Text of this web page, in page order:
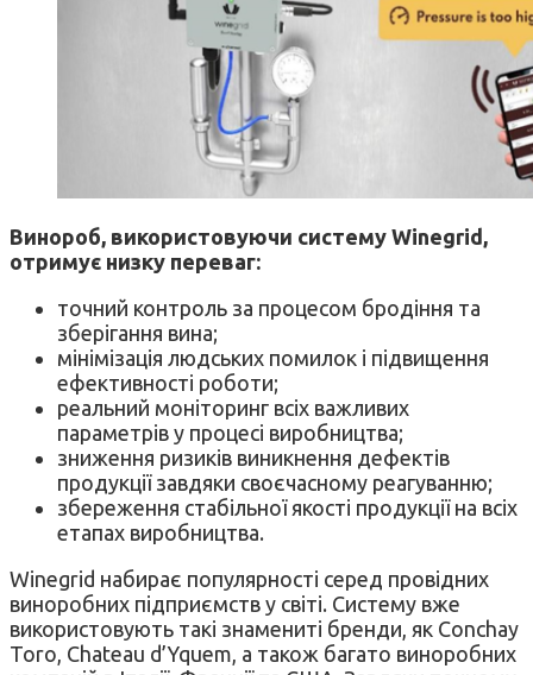
Винороб, використовуючи систему Winegrid,
отримує низку переваг:
точний контроль за процесом бродіння та
зберігання вина;
мінімізація людських помилок і підвищення
ефективності роботи;
реальний моніторинг всіх важливих
параметрів у процесі виробництва;
зниження ризиків виникнення дефектів
продукції завдяки своєчасному реагуванню;
збереження стабільної якості продукції на всіх
етапах виробництва.
Winegrid набирає популярності серед провідних
виноробних підприємств у світі. Систему вже
використовують такі знамениті бренди, як Conchay
Toro, Chateau d’Yquem, а також багато виноробних